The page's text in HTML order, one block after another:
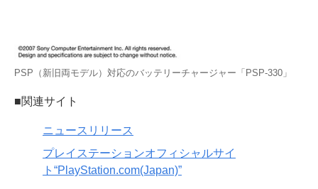
PSP（新旧両モデル）対応のバッテリーチャージャー「PSP-330」
■関連サイト
ニュースリリース
プレイステーションオフィシャルサイ
ト“PlayStation.com(Japan)”